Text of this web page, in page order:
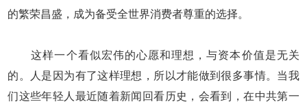
的繁荣昌盛，成为备受全世界消费者尊重的选择。
这样一个看似宏伟的心愿和理想，与资本价值是无关
的。人是因为有了这样理想，所以才能做到很多事情。当我
们这些年轻人最近随着新闻回看历史，会看到，在中共第一